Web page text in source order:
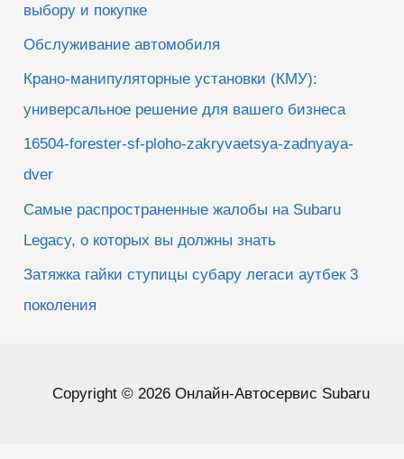
выбору и покупке
Обслуживание автомобиля
Крано-манипуляторные установки (КМУ):
универсальное решение для вашего бизнеса
16504-forester-sf-ploho-zakryvaetsya-zadnyaya-
dver
Самые распространенные жалобы на Subaru
Legacy, о которых вы должны знать
Затяжка гайки ступицы субару легаси аутбек 3
поколения
Copyright © 2026 Онлайн-Автосервис Subaru